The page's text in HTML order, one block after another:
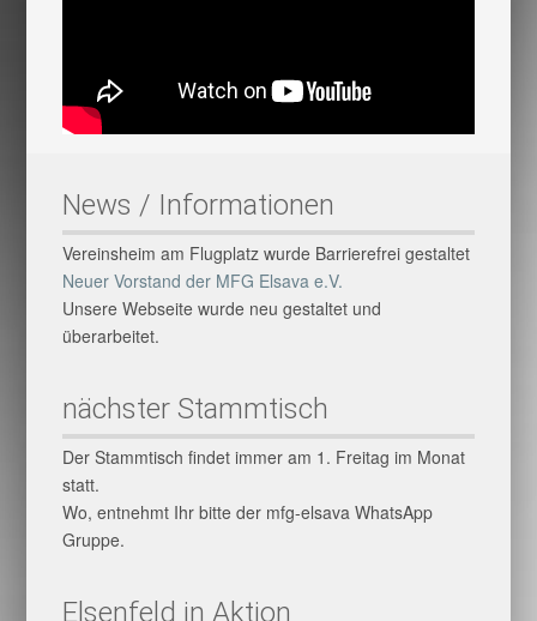
News / Informationen
Vereinsheim am Flugplatz wurde Barrierefrei gestaltet
Neuer Vorstand der MFG Elsava e.V.
Unsere Webseite wurde neu gestaltet und
überarbeitet.
nächster Stammtisch
Der Stammtisch findet immer am 1. Freitag im Monat
statt.
Wo, entnehmt Ihr bitte der mfg-elsava WhatsApp
Gruppe.
Elsenfeld in Aktion